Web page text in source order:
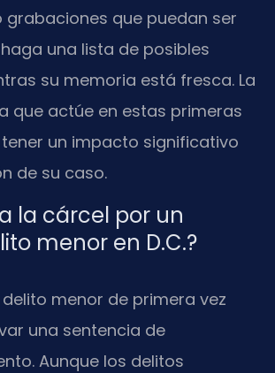
que puedan ser
una lista de posibles
su memoria está fresca. La
que actúe en estas primeras
un impacto significativo
de su caso.
la cárcel por un
menor en D.C.?
delito menor de primera vez
una sentencia de
Aunque los delitos